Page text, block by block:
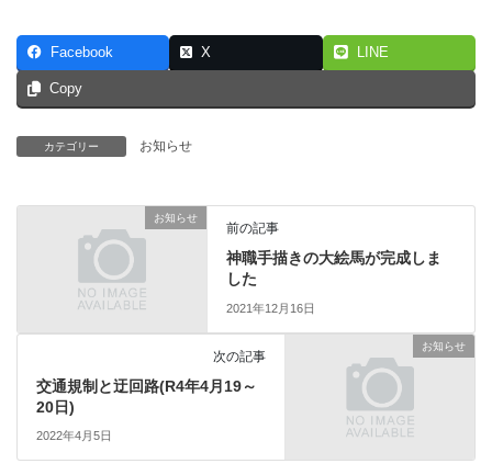
Facebook X LINE
Copy
カテゴリー お知らせ
お知らせ
前の記事
神職手描きの大絵馬が完成しま
した
2021年12月16日
お知らせ
次の記事
交通規制と迂回路(R4年4月19～
20日)
2022年4月5日